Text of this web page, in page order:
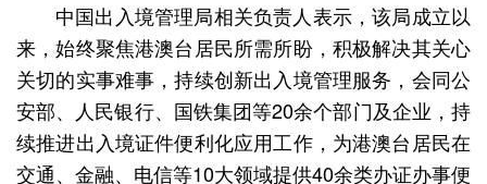
中国出入境管理局相关负责人表示，该局成立以
来，始终聚焦港澳台居民所需所盼，积极解决其关心
关切的实事难事，持续创新出入境管理服务，会同公
安部、人民银行、国铁集团等20余个部门及企业，持
续推进出入境证件便利化应用工作，为港澳台居民在
交通、金融、电信等10大领域提供40余类办证办事便